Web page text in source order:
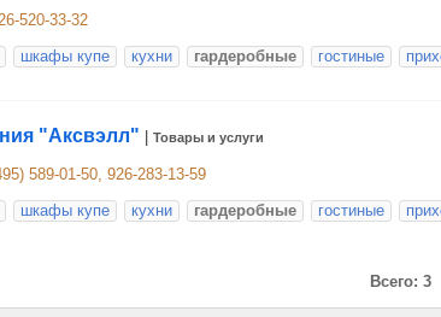
520-33-32
шкафы купе кухни гардеробные гостиные
"Аксвэлл" Товары и услуги
589-01-50, 926-283-13-59
шкафы купе кухни гардеробные гостиные
Всего: 3